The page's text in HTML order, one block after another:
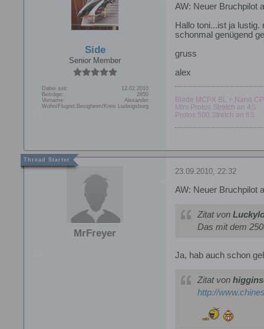
Side
Senior Member
Dabei seit:
12.02.2010
Beiträge:
2850
Vorname:
Alexander
Wohn/Flugort: Besigheim/Kreis Ludwigsburg
AW: Neuer Bruchpilot
Hallo toni...ist ja
schonmal genügend
gruss
alex
Blade MCPX BL + Nano
Mini Protos Stretch an 4S
Protos 500 Stretch an 6S
MrFreyer
23.09.2010, 22:32
AW: Neuer Bruchpilot
Zitat von
Das mit dem
Ja, hab auch schon
Zitat von
http://